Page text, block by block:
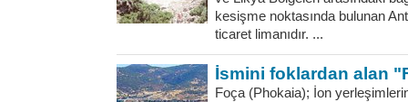
kesişme noktasında bulunan
ticaret limanıdır. ...
İsmini foklardan alan
Foça (Phokaia); İon